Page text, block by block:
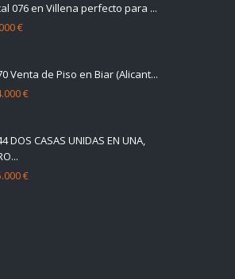
076 en Villena perfecto para ...
€
Venta de Piso en Biar (Alicant...
€
DOS CASAS UNIDAS EN UNA,
€